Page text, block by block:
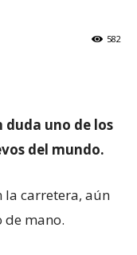
582
duda uno de los
del mundo.
la carretera, aún
de mano.